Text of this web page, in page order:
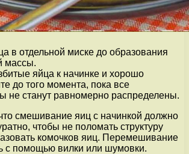
в отдельной миске до образования
массы.
яйца к начинке и хорошо
до того момента, пока все
не станут равномерно распределены.
смешивание яиц с начинкой должно
чтобы не поломать структуру
комочков яиц. Перемешивание
с помощью вилки или шумовки.